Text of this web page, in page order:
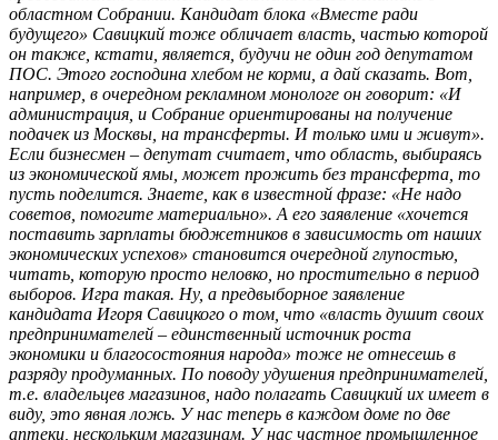
областном Собрании. Кандидат блока «Вместе ради
будущего» Савицкий тоже обличает власть, частью которой
он также, кстати, является, будучи не один год депутатом
ПОС. Этого господина хлебом не корми, а дай сказать. Вот,
например, в очередном рекламном монологе он говорит: «И
администрация, и Собрание ориентированы на получение
подачек из Москвы, на трансферты. И только ими и живут».
Если бизнесмен – депутат считает, что область, выбираясь
из экономической ямы, может прожить без трансферта, то
пусть поделится. Знаете, как в известной фразе: «Не надо
советов, помогите материально». А его заявление «хочется
поставить зарплаты бюджетников в зависимость от наших
экономических успехов» становится очередной глупостью,
читать, которую просто неловко, но простительно в период
выборов. Игра такая. Ну, а предвыборное заявление
кандидата Игоря Савицкого о том, что «власть душит своих
предпринимателей – единственный источник роста
экономики и благосостояния народа» тоже не отнесешь в
разряду продуманных. По поводу удушения предпринимателей,
т.е. владельцев магазинов, надо полагать Савицкий их имеет в
виду, это явная ложь. У нас теперь в каждом доме по две
аптеки, нескольким магазинам. У нас частное промышленное